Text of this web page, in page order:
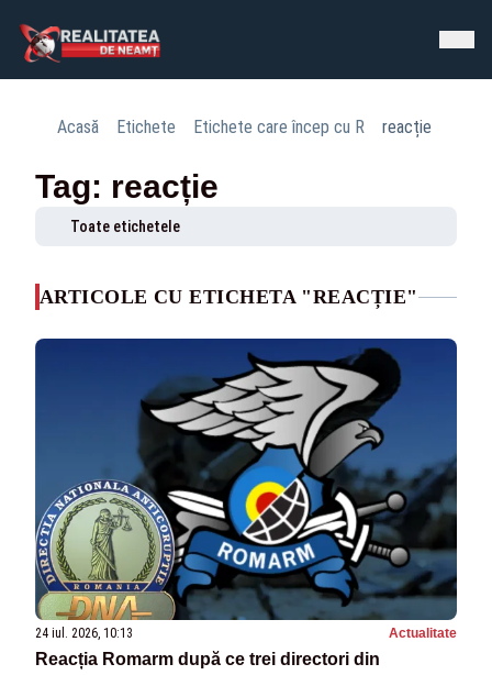
Acasă Etichete Etichete care încep cu R reacție
Tag: reacție
Toate etichetele
ARTICOLE CU ETICHETA "REACȚIE"
24 iul. 2026, 10:13 Actualitate
Reacția Romarm după ce trei directori din